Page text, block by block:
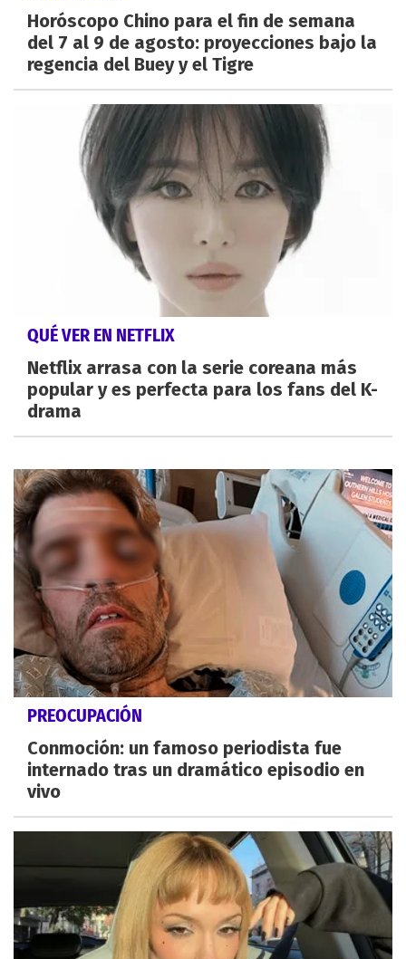
Horóscopo Chino para el fin de semana
del 7 al 9 de agosto: proyecciones bajo la
regencia del Buey y el Tigre
QUÉ VER EN NETFLIX
Netflix arrasa con la serie coreana más
popular y es perfecta para los fans del K-
drama
PREOCUPACIÓN
Conmoción: un famoso periodista fue
internado tras un dramático episodio en
vivo